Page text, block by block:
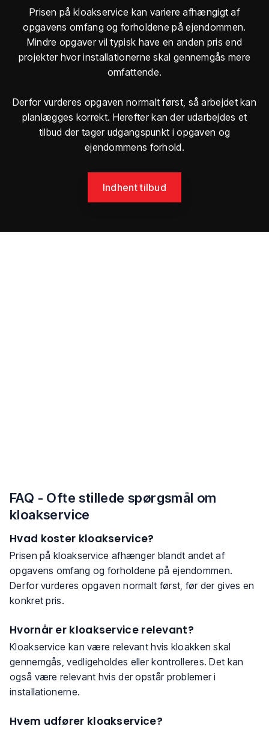
Prisen på kloakservice kan variere afhængigt af
opgavens omfang og forholdene på ejendommen.
Mindre opgaver vil typisk have en anden pris end
projekter hvor installationerne skal gennemgås mere
omfattende.
Derfor vurderes opgaven normalt først, så arbejdet kan
planlægges korrekt. Herefter kan der udarbejdes et
tilbud der tager udgangspunkt i opgaven og
ejendommens forhold.
Indhent tilbud​
FAQ - Ofte stillede spørgsmål om
kloakservice
Hvad koster kloakservice?
Prisen på kloakservice afhænger blandt andet af
opgavens omfang og forholdene på ejendommen.
Derfor vurderes opgaven normalt først, før der gives en
konkret pris.
Hvornår er kloakservice relevant?
Kloakservice kan være relevant hvis kloakken skal
gennemgås, vedligeholdes eller kontrolleres. Det kan
også være relevant hvis der opstår problemer i
installationerne.
Hvem udfører kloakservice?